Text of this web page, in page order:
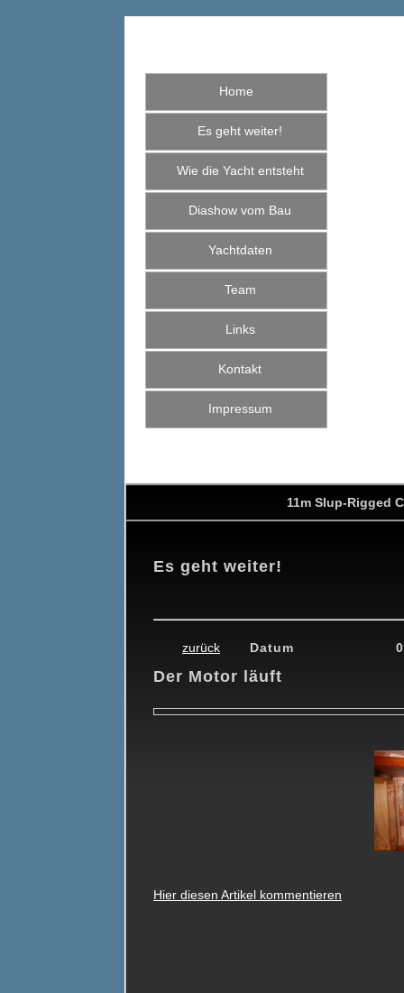
Home
Es geht weiter!
Wie die Yacht entsteht
Diashow vom Bau
Yachtdaten
Team
Links
Kontakt
Impressum
11m Slup-Rigged
Es geht weiter!
zurück Datum
Der Motor läuft
Hier diesen Artikel kommentieren